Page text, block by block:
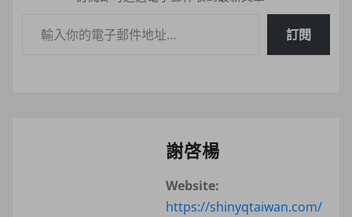
訂閱
謝啓楊
Website:
https://shinyqtaiwan.com/